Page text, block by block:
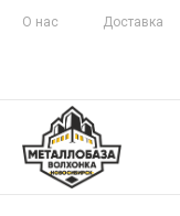
О нас Доставка